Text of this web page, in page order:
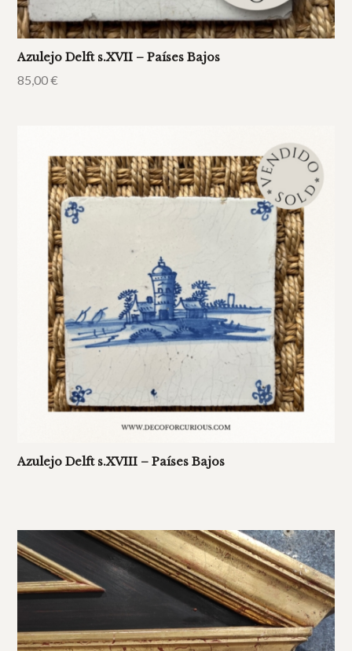
Azulejo Delft s.XVII – Países Bajos
85,00€
Azulejo Delft s.XVIII – Países Bajos